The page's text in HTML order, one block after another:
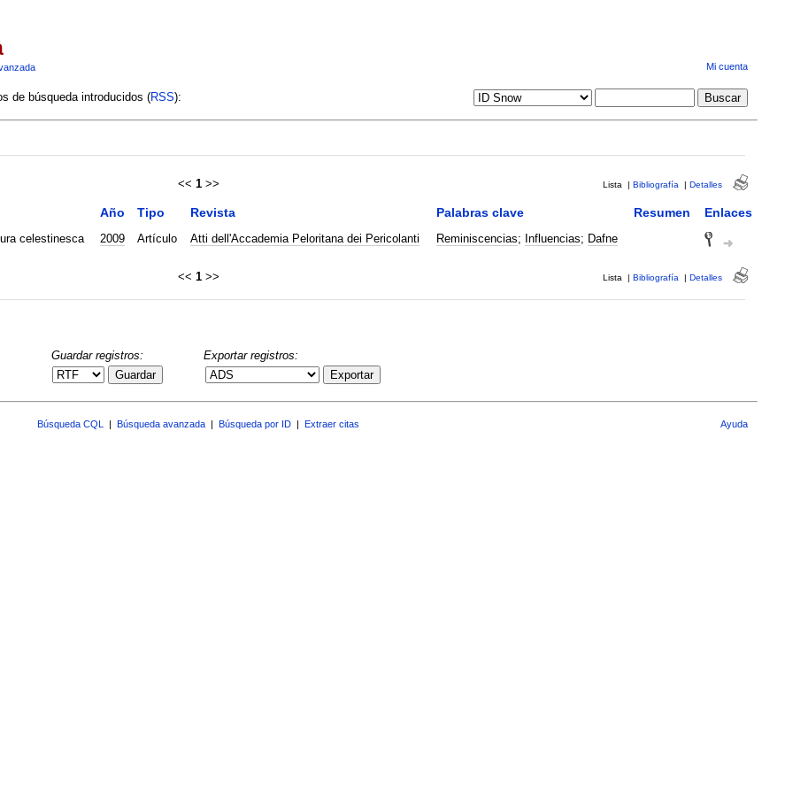
Mi cuenta
de búsqueda introducidos (RSS):
<< 1 >> Lista | Bibliografía | Detalles
Año Tipo Revista Palabras clave Resumen Enlaces
celestinesca 2009 Artículo Atti dell'Accademia Peloritana dei Pericolanti Reminiscencias; Influencias; Dafne
<< 1 >> Lista | Bibliografía | Detalles
Guardar registros:
Guardar
Exportar registros:
Exportar
Búsqueda CQL Búsqueda avanzada Búsqueda por ID Extraer citas Ayuda